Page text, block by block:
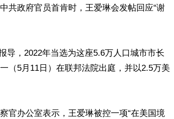
共政府官员首肯时，王爱琳会发帖回应“谢
导，2022年当选为这座5.6万人口城市市长
（5月11日）在联邦法院出庭，并以2.5万美
官办公室表示，王爱琳被控一项“在美国境